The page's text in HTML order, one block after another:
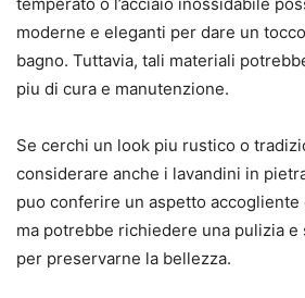
moderne e eleganti per dare un
bagno. Tuttavia, tali materiali
piu di cura e manutenzione.
Se cerchi un look piu rustico o
considerare anche i lavandini in
puo conferire un aspetto accogliente
ma potrebbe richiedere una pulizia
per preservarne la bellezza.